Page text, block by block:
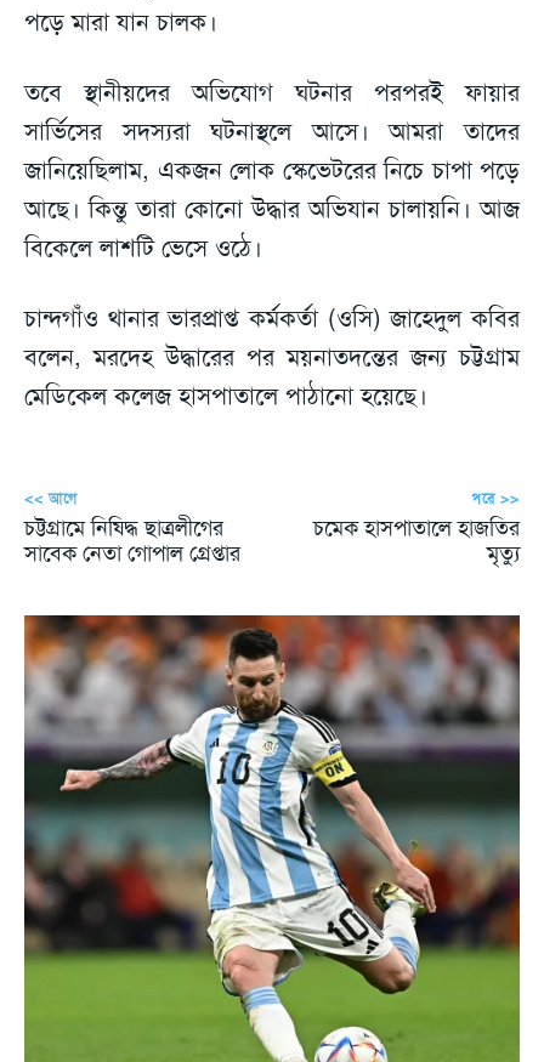
পড়ে মারা যান চালক।
তবে স্থানীয়দের অভিযোগ ঘটনার পরপরই ফায়ার
সার্ভিসের সদস্যরা ঘটনাস্থলে আসে। আমরা তাদের
জানিয়েছিলাম, একজন লোক স্কেভেটরের নিচে চাপা পড়ে
আছে। কিন্তু তারা কোনো উদ্ধার অভিযান চালায়নি। আজ
বিকেলে লাশটি ভেসে ওঠে।
চান্দগাঁও থানার ভারপ্রাপ্ত কর্মকর্তা (ওসি) জাহেদুল কবির
বলেন, মরদেহ উদ্ধারের পর ময়নাতদন্তের জন্য চট্টগ্রাম
মেডিকেল কলেজ হাসপাতালে পাঠানো হয়েছে।
<< আগে
চট্টগ্রামে নিষিদ্ধ ছাত্রলীগের
সাবেক নেতা গোপাল গ্রেপ্তার
পরে >>
চমেক হাসপাতালে হাজতির
মৃত্যু